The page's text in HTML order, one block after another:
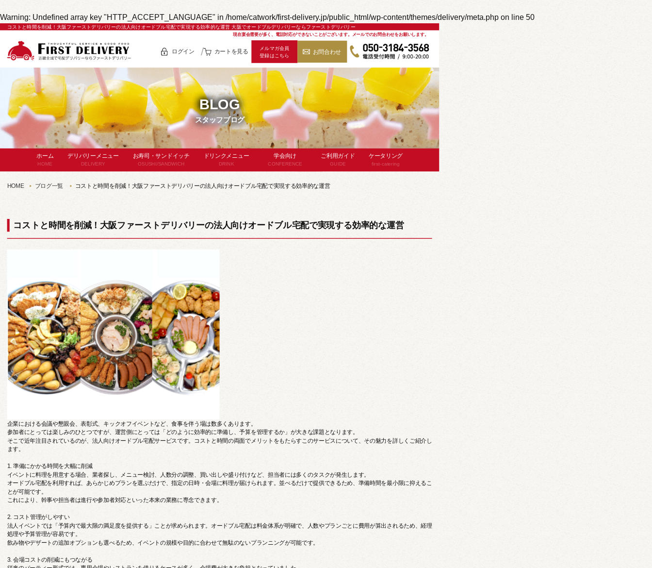
Warning: Undefined array key "HTTP_ACCEPT_LANGUAGE" in /home/catwork/first-delivery.jp/public_html/wp-content/themes/delivery/meta.php on line 50
コストと時間を削減！大阪ファーストデリバリーの法人向けオードブル宅配で実現する効率的な運営 大阪でオードブルデリバリーならファーストデリバリー
ログイン カートを見る
メルマガ会員
登録はこちら
お問合わせ
050-3184-3568
現在宴会需要が多く、電話対応ができないことがございます。 メールでのお問合わせをお願いします。
BLOG
スタッフブログ
ホーム
HOME
デリバリーメニュー
DELIVERY
カップディッシュ
*個包装タイプ
お寿司・サンドイッチ
OSUSHI/SANDWICH
ドリンクメニュー
DRINK
(サービススタッフ付)
学会向け
CONFERENCE
ドライフード
ドリンクメニュー
ご利用ガイド
GUIDE
デリバリーの違い
ケータリング
first-catering
HOME ブログ一覧 コストと時間を削減！大阪ファーストデリバリーの法人向けオードブル宅配で実現する効率的な運営
コストと時間を削減！大阪ファーストデリバリーの法人向けオードブル宅配で実現する効率的な運営
企業における会議や懇親会、表彰式、キックオフイベントなど、食事を伴う場は数多くあります。
参加者にとっては楽しみのひとつですが、運営側にとっては「どのように効率的に準備し、予算を管理するか」が大きな課題となります。
そこで近年注目されているのが、法人向けオードブル宅配サービスです。コストと時間の両面でメリットをもたらすこのサービスについて、その魅力を詳しくご紹介し
ます。
1. 準備にかかる時間を大幅に削減
イベントに料理を用意する場合、業者探し、メニュー検討、人数分の調整、買い出しや盛り付けなど、担当者には多くのタスクが発生します。
オードブル宅配を利用すれば、あらかじめプランを選ぶだけで、指定の日時・会場に料理が届けられます。並べるだけで提供できるため、準備時間を最小限に抑えるこ
とが可能です。
これにより、幹事や担当者は進行や参加者対応といった本来の業務に専念できます。
2. コスト管理がしやすい
法人イベントでは「予算内で最大限の満足度を提供する」ことが求められます。オードブル宅配は料金体系が明確で、人数やプランごとに費用が算出されるため、経理
処理や予算管理が容易です。
飲み物やデザートの追加オプションも選べるため、イベントの規模や目的に合わせて無駄のないプランニングが可能です。
3. 会場コストの削減にもつながる